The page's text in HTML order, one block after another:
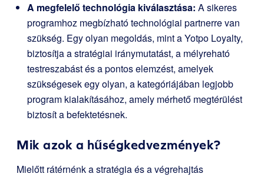
A megfelelő technológia kiválasztása: A sikeres
programhoz megbízható technológiai partnerre van
szükség. Egy olyan megoldás, mint a Yotpo Loyalty,
biztosítja a stratégiai iránymutatást, a mélyreható
testreszabást és a pontos elemzést, amelyek
szükségesek egy olyan, a kategóriájában legjobb
program kialakításához, amely mérhető megtérülést
biztosít a befektetésnek.
Mik azok a hűségkedvezmények?
Mielőtt rátérnénk a stratégia és a végrehajtás